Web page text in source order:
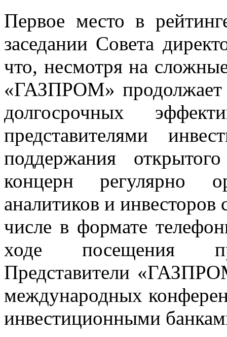
Первое место в
заседании Совета
что, несмотря на
«ГАЗПРОМ» продолжает
долгосрочных
представителями
поддержания
концерн регулярно
аналитиков и
числе в формате
ходе посещения
Представители
международных
инвестиционными